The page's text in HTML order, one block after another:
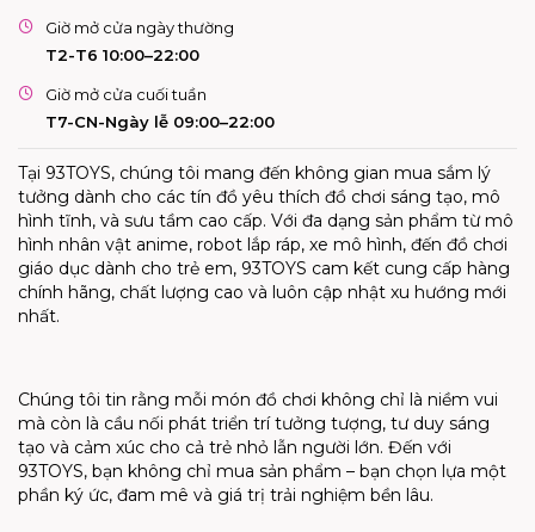
Giờ mở cửa ngày thường
T2-T6 10:00–22:00
Giờ mở cửa cuối tuần
T7-CN-Ngày lễ 09:00–22:00
Tại 93TOYS, chúng tôi mang đến không gian mua sắm lý
tưởng dành cho các tín đồ yêu thích đồ chơi sáng tạo, mô
hình tĩnh, và sưu tầm cao cấp. Với đa dạng sản phẩm từ mô
hình nhân vật anime, robot lắp ráp, xe mô hình, đến đồ chơi
giáo dục dành cho trẻ em, 93TOYS cam kết cung cấp hàng
chính hãng, chất lượng cao và luôn cập nhật xu hướng mới
nhất.
Chúng tôi tin rằng mỗi món đồ chơi không chỉ là niềm vui
mà còn là cầu nối phát triển trí tưởng tượng, tư duy sáng
tạo và cảm xúc cho cả trẻ nhỏ lẫn người lớn. Đến với
93TOYS, bạn không chỉ mua sản phẩm – bạn chọn lựa một
phần ký ức, đam mê và giá trị trải nghiệm bền lâu.